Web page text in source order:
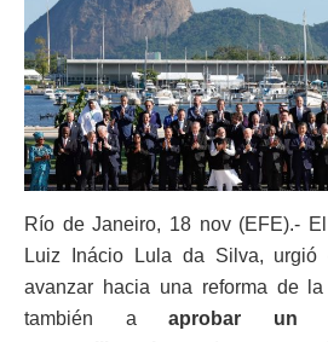
Río de Janeiro, 18 nov (EFE).-
Luiz Inácio Lula da Silva,
avanzar hacia una reforma de
también a aprobar un